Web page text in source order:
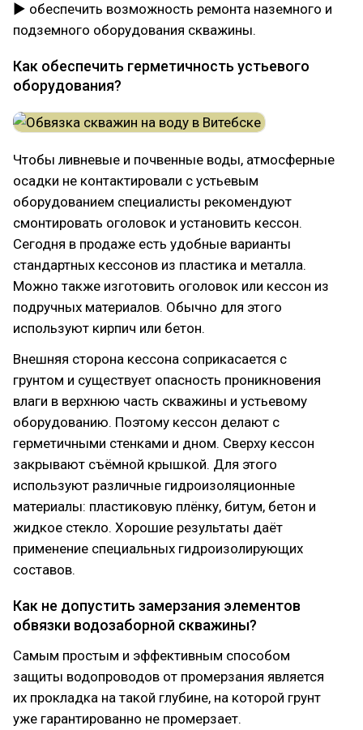
► обеспечить возможность ремонта наземного и
подземного оборудования скважины.
Как обеспечить герметичность устьевого
оборудования?
Чтобы ливневые и почвенные воды, атмосферные
осадки не контактировали с устьевым
оборудованием специалисты рекомендуют
смонтировать оголовок и установить кессон.
Сегодня в продаже есть удобные варианты
стандартных кессонов из пластика и металла.
Можно также изготовить оголовок или кессон из
подручных материалов. Обычно для этого
используют кирпич или бетон.
Внешняя сторона кессона соприкасается с
грунтом и существует опасность проникновения
влаги в верхнюю часть скважины и устьевому
оборудованию. Поэтому кессон делают с
герметичными стенками и дном. Сверху кессон
закрывают съёмной крышкой. Для этого
используют различные гидроизоляционные
материалы: пластиковую плёнку, битум, бетон и
жидкое стекло. Хорошие результаты даёт
применение специальных гидроизолирующих
составов.
Как не допустить замерзания элементов
обвязки водозаборной скважины?
Самым простым и эффективным способом
защиты водопроводов от промерзания является
их прокладка на такой глубине, на которой грунт
уже гарантированно не промерзает.